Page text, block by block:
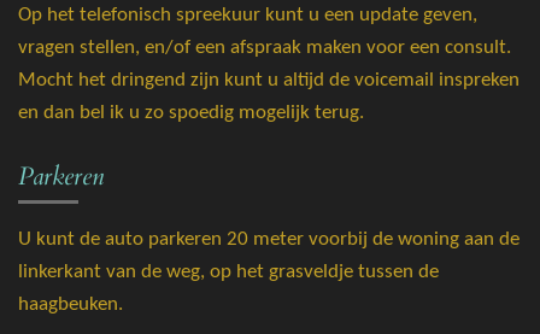
Op het telefonisch spreekuur kunt u een update geven,
vragen stellen, en/of een afspraak maken voor een consult.
Mocht het dringend zijn kunt u altijd de voicemail inspreken
en dan bel ik u zo spoedig mogelijk terug.
Parkeren
U kunt de auto parkeren 20 meter voorbij de woning aan de
linkerkant van de weg, op het grasveldje tussen de
haagbeuken.